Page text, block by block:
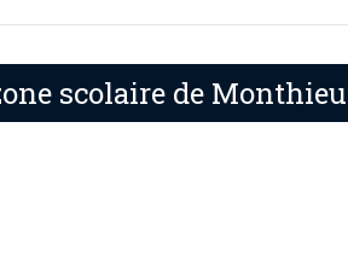
scolaire de